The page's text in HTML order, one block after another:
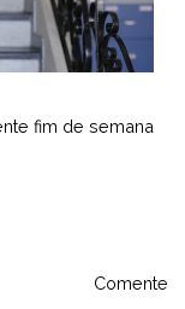
fim de semana
Comente